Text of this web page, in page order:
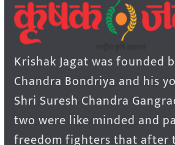
Krishak Jagat was founded
Chandra Bondriya and his
Shri Suresh Chandra
two were like minded and
freedom fighters that after